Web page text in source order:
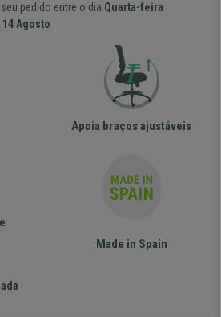
pedido entre o dia Quarta-feira
Agosto
Apoia braços ajustáveis
Made in Spain